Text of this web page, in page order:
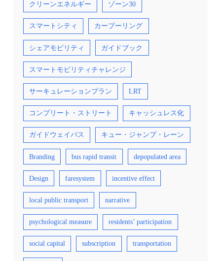
クリーンエネルギー ゾーン30
スマートシティ カープーリング
シェアモビリティ ガイドブック
スマートモビリティチャレンジ
サーキュレーションプラン LRT
コンプリート・ストリート キャッシュレス化
ガイドウェイバス キュー・ジャンプ・レーン
Branding bus rapid transit depopulated area
Design faresystem incentive effect
local public transport narrative
psychological measure residents’ participation
social capital subscription transportation